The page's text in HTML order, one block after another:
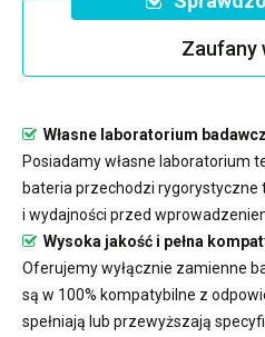
Zaufany
Własne laboratorium
Posiadamy własne laboratorium
bateria przechodzi rygorystyczne
i wydajności przed
Wysoka jakość i pełna
Oferujemy wyłącznie zamienne
są w 100% kompatybilne z
spełniają lub przewyższają